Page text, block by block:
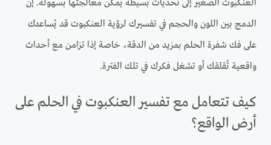
العنكبوت الصغير إلى تحديات بسيطة يمكن معالجتها بسهولة. إن
الدمج بين اللون والحجم في تفسيرك لرؤية العنكبوت قد يُساعدك
على فك شفرة الحلم بمزيد من الدقة، خاصة إذا تزامن مع أحداث
واقعية تُقلقك أو تشغل فكرك في تلك الفترة.
كيف تتعامل مع تفسير العنكبوت في الحلم على
أرض الواقع؟